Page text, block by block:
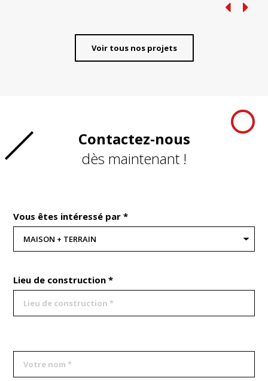
Voir tous nos projets
Contactez-nous
dès maintenant !
Vous êtes intéressé par *
Lieu de construction *